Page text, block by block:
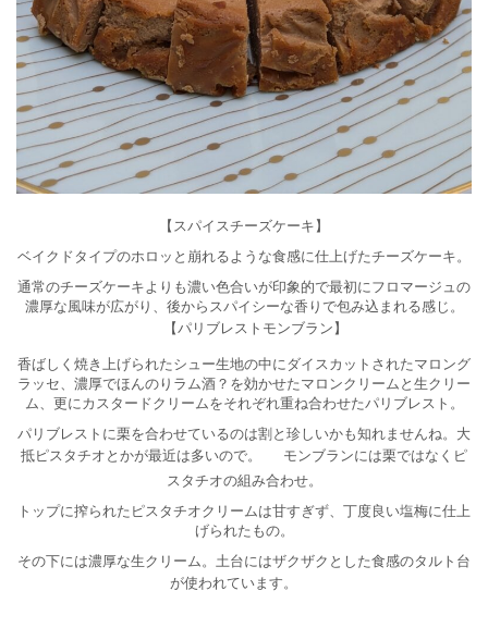
【スパイスチーズケーキ】
ベイクドタイプのホロッと崩れるような食感に仕上げたチーズケーキ。
通常のチーズケーキよりも濃い色合いが印象的で最初にフロマージュの
濃厚な風味が広がり、後からスパイシーな香りで包み込まれる感じ。
【パリブレストモンブラン】
香ばしく焼き上げられたシュー生地の中にダイスカットされたマロング
ラッセ、濃厚でほんのりラム酒？を効かせたマロンクリームと生クリー
ム、更にカスタードクリームをそれぞれ重ね合わせたパリブレスト。
パリブレストに栗を合わせているのは割と珍しいかも知れませんね。大
抵ピスタチオとかが最近は多いので。
モンブランには栗ではなくピ
スタチオの組み合わせ。
トップに搾られたピスタチオクリームは甘すぎず、丁度良い塩梅に仕上
げられたもの。
その下には濃厚な生クリーム。土台にはザクザクとした食感のタルト台
が使われています。